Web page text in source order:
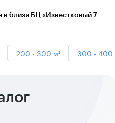
в близи БЦ «Известковый 7
200 - 300 м² 300 - 400